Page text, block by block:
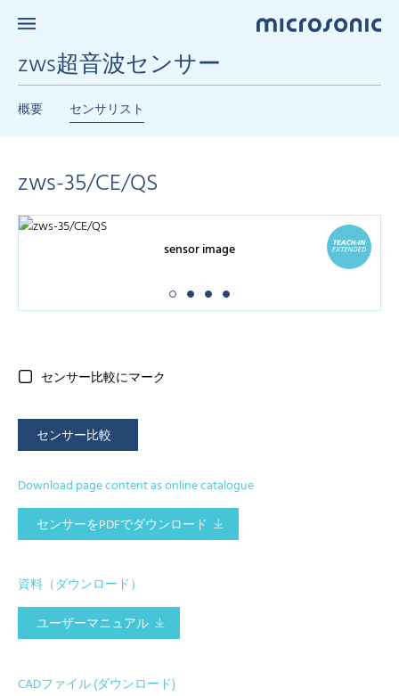
zws超音波センサー
概要 センサリスト
zws-35/CE/QS
sensor image
センサー比較にマーク
センサー比較
Download page content as online catalogue
センサーをPDFでダウンロード
資料（ダウンロード）
ユーザーマニュアル
CADファイル (ダウンロード)